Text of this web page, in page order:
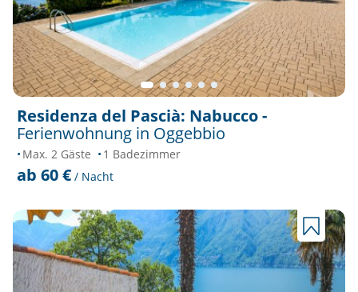
Residenza del Pascià: Nabucco -
Ferienwohnung in Oggebbio
Max. 2 Gäste 1 Badezimmer
ab 60 € / Nacht